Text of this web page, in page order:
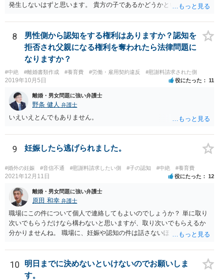
発生しないはずと思います。 貴方の子であるかどうかという問題は残
すが、仮に貴方の子であれば、認知はせざるを得ず、養育費の支払義
務も生じることになります。なお、妊娠中の胎児については、（事前
に話し合って養育費の取り決めをしておくことはできますが、母親が
胎児を代理して）養育費を請求することはできません。
8
男性側から認知をする権利はありますか？認知を
拒否され父親になる権利を奪われたら法律問題に
なりますか？
#中絶 #離婚書類作成 #養育費 #労働・雇用契約違反 #慰謝料請求された側
2019年10月5日 役にたった 11
離婚・男女問題に強い弁護士
野条 健人 弁護士
いえいえとんでもありません。
9 妊娠したら逃げられました。
#婚外の妊娠 #音信不通 #慰謝料請求したい側 #子の認知 #中絶 #養育費
2021年12月11日 役にたった 12
離婚・男女問題に強い弁護士
原田 和幸 弁護士
職場にこの件について個人で連絡してもよいのでしょうか？ 単に取り
次いでもらうだけなら構わないと思いますが、取り次いでもらえるか
分かりませんね。 職場に、妊娠や認知の件は話さないほうがよいと思
難しいと思われれば、弁護士に入ってもらうことも検討されてくださ
い。 一度、お近くの弁護士に相談されてみてもよいと思います。
10
明日までに決めないといけないのでお願いしま
す。